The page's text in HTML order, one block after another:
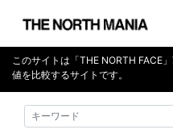
このサイトは「THE NORTH FACE
値を比較するサイトです。